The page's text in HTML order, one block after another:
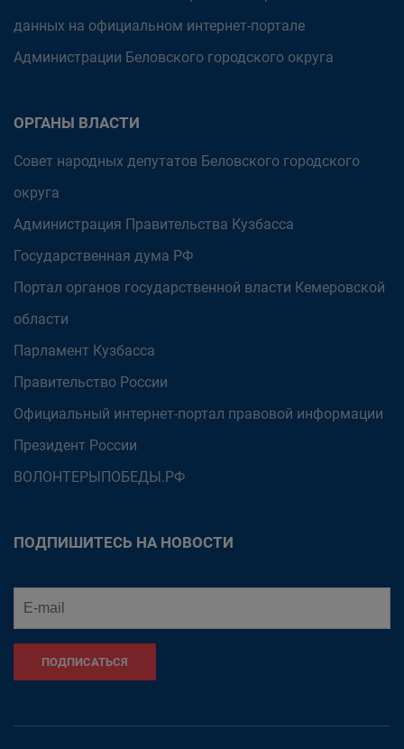
данных на официальном интернет-портале
Администрации Беловского городского округа
ОРГАНЫ ВЛАСТИ
Совет народных депутатов Беловского городского
округа
Администрация Правительства Кузбасса
Государственная дума РФ
Портал органов государственной власти Кемеровской
области
Парламент Кузбасса
Правительство России
Официальный интернет-портал правовой информации
Президент России
ВОЛОНТЕРЫПОБЕДЫ.РФ
ПОДПИШИТЕСЬ НА НОВОСТИ
ПОДПИСАТЬСЯ